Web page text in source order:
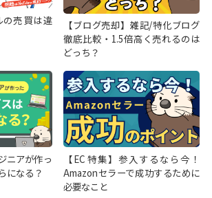
の売買は違
【ブログ売却】雑記/特化ブログ
徹底比較・1.5倍高く売れるのは
どっち？
ニアが作っ
になる？
【EC特集】参入するなら今！
Amazonセラーで成功するために
必要なこと